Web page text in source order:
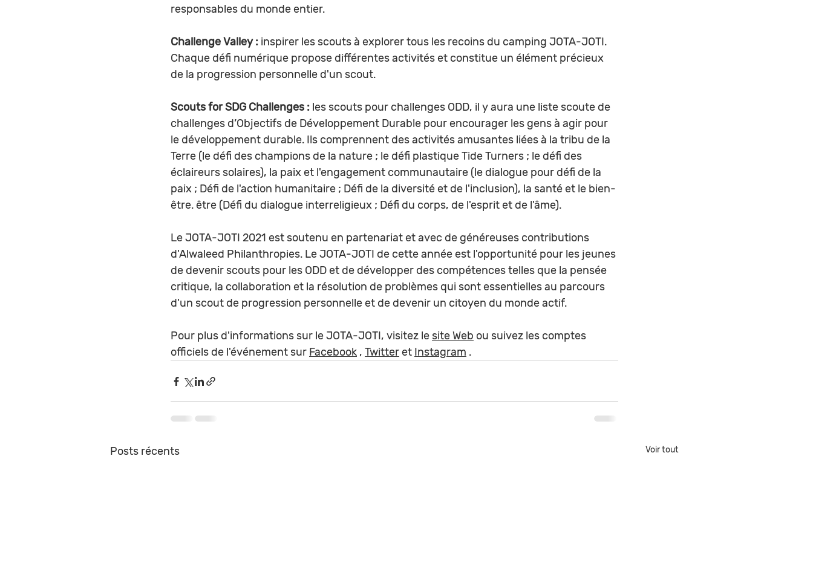
responsables du monde entier.
Challenge Valley : inspirer les scouts à explorer tous les recoins du camping JOTA-JOTI.
Chaque défi numérique propose différentes activités et constitue un élément précieux
de la progression personnelle d'un scout.
Scouts for SDG Challenges : les scouts pour challenges ODD, il y aura une liste scoute de
challenges d’Objectifs de Développement Durable pour encourager les gens à agir pour
le développement durable. Ils comprennent des activités amusantes liées à la tribu de la
Terre (le défi des champions de la nature ; le défi plastique Tide Turners ; le défi des
éclaireurs solaires), la paix et l'engagement communautaire (le dialogue pour défi de la
paix ; Défi de l'action humanitaire ; Défi de la diversité et de l'inclusion), la santé et le bien-
être. être (Défi du dialogue interreligieux ; Défi du corps, de l'esprit et de l'âme).
Le JOTA-JOTI 2021 est soutenu en partenariat et avec de généreuses contributions
d'Alwaleed Philanthropies. Le JOTA-JOTI de cette année est l'opportunité pour les jeunes
de devenir scouts pour les ODD et de développer des compétences telles que la pensée
critique, la collaboration et la résolution de problèmes qui sont essentielles au parcours
d'un scout de progression personnelle et de devenir un citoyen du monde actif.
Pour plus d'informations sur le JOTA-JOTI, visitez le site Web ou suivez les comptes
officiels de l'événement sur Facebook , Twitter et Instagram .
Posts récents Voir tout